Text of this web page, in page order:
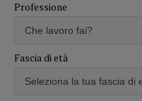
Professione
Fascia di età